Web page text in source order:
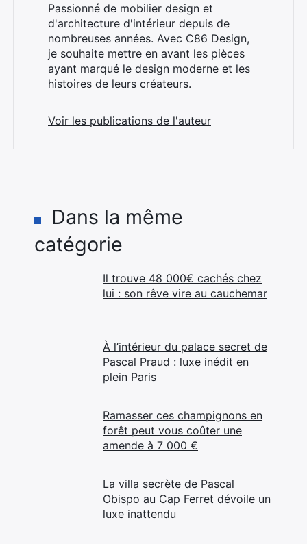
Passionné de mobilier design et
d'architecture d'intérieur depuis de
nombreuses années. Avec C86 Design,
je souhaite mettre en avant les pièces
ayant marqué le design moderne et les
histoires de leurs créateurs.
Voir les publications de l'auteur
Dans la même
catégorie
Il trouve 48 000€ cachés chez
lui : son rêve vire au cauchemar
À l’intérieur du palace secret de
Pascal Praud : luxe inédit en
plein Paris
Ramasser ces champignons en
forêt peut vous coûter une
amende à 7 000 €
La villa secrète de Pascal
Obispo au Cap Ferret dévoile un
luxe inattendu